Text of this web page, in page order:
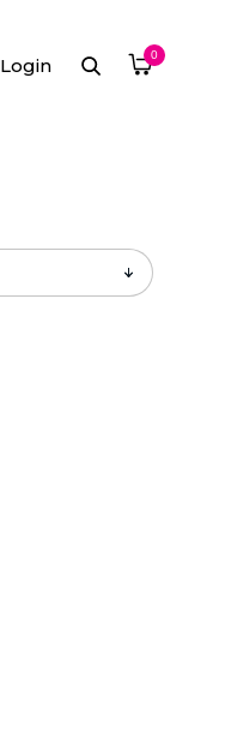
Login 0